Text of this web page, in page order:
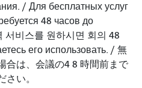
/ Для бесплатных услуг
48 часов до
서비스를 원하시면 회의 48
его использовать. / 無
合は、会議の4 8 時間前まで
さい。